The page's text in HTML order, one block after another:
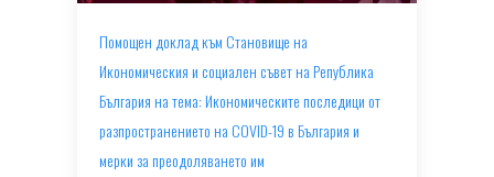
Помощен доклад към Становище на
Икономическия и социален съвет на Република
България на тема: Икономическите последици от
разпространението на COVID-19 в България и
мерки за преодоляването им